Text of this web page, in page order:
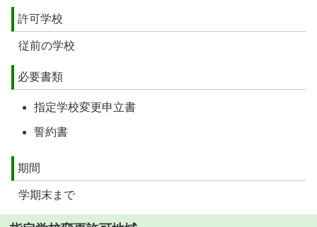
許可学校
従前の学校
必要書類
指定学校変更申立書
誓約書
期間
学期末まで